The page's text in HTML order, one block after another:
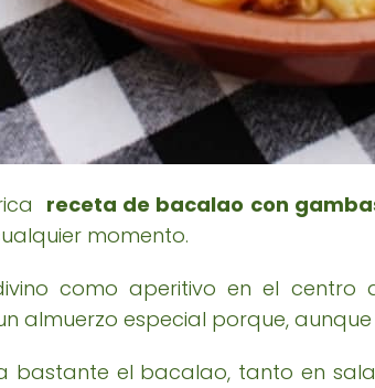
receta de bacalao con
momento.
como aperitivo en el centro
almuerzo especial porque,
bastante el bacalao, tanto en